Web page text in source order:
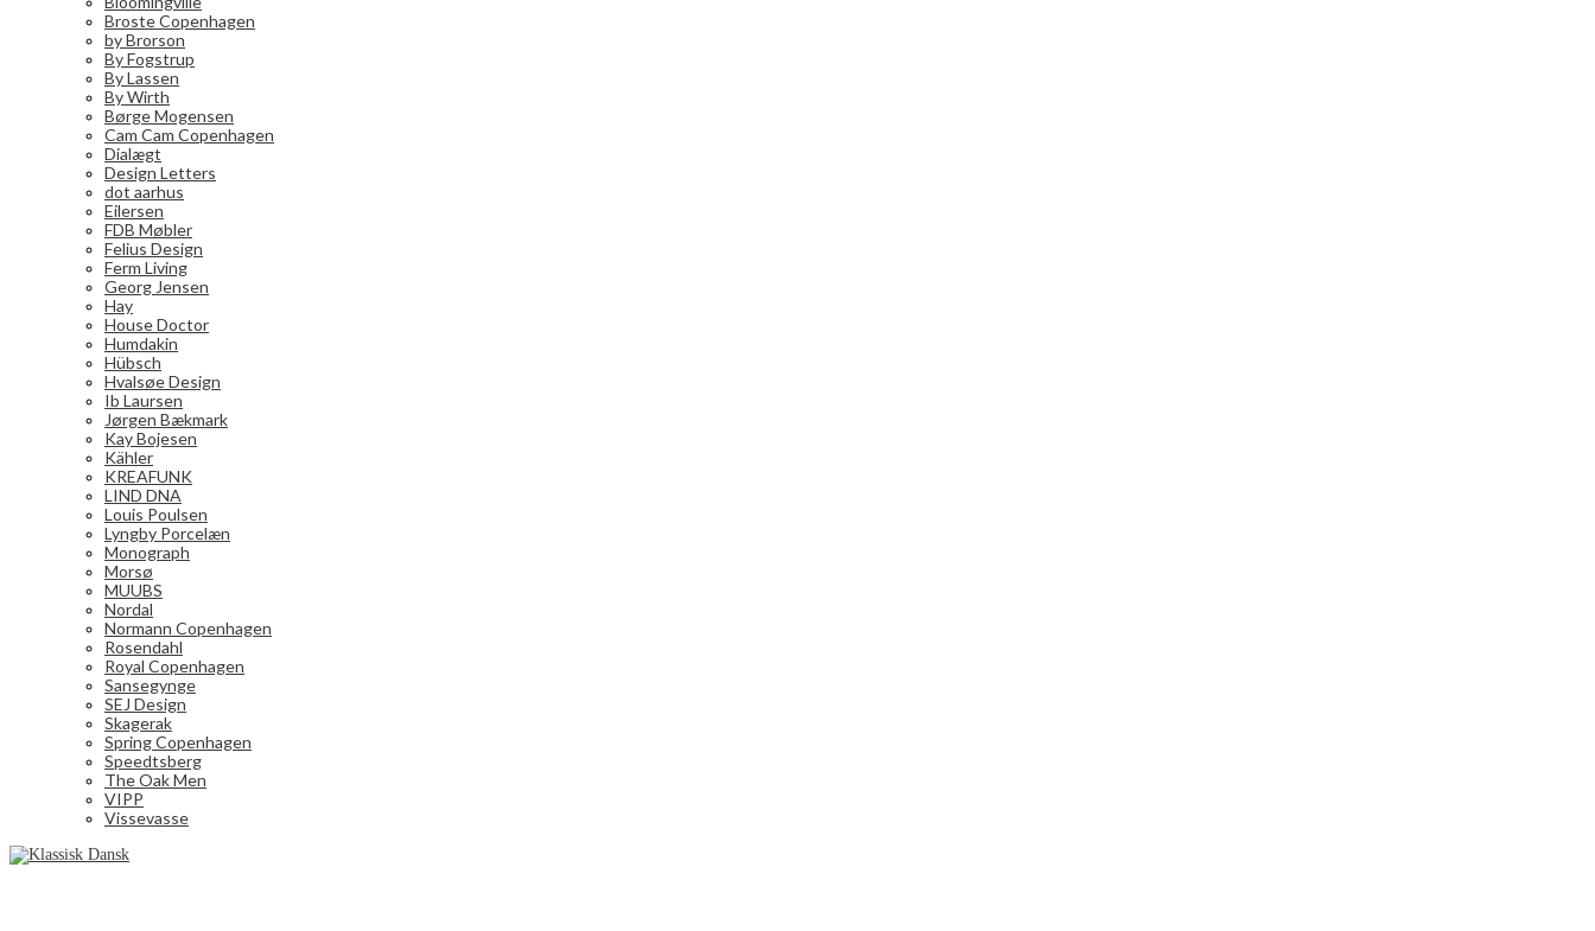
Broste Copenhagen
by Brorson
By Fogstrup
By Lassen
By Wirth
Børge Mogensen
Cam Cam Copenhagen
Dialægt
Design Letters
dot aarhus
Eilersen
FDB Møbler
Felius Design
Ferm Living
Georg Jensen
Hay
House Doctor
Humdakin
Hübsch
Hvalsøe Design
Ib Laursen
Jørgen Bækmark
Kay Bojesen
Kähler
KREAFUNK
LIND DNA
Louis Poulsen
Lyngby Porcelæn
Monograph
Morsø
MUUBS
Nordal
Normann Copenhagen
Rosendahl
Royal Copenhagen
Sansegynge
SEJ Design
Skagerak
Spring Copenhagen
Speedtsberg
The Oak Men
VIPP
Vissevasse